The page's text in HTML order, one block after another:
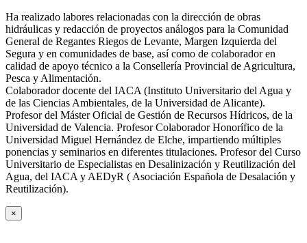
Ha realizado labores relacionadas con la dirección de obras
hidráulicas y redacción de proyectos análogos para la Comunidad
General de Regantes Riegos de Levante, Margen Izquierda del
Segura y en comunidades de base, así como de colaborador en
calidad de apoyo técnico a la Consellería Provincial de Agricultura,
Pesca y Alimentación.
Colaborador docente del IACA (Instituto Universitario del Agua y
de las Ciencias Ambientales, de la Universidad de Alicante).
Profesor del Máster Oficial de Gestión de Recursos Hídricos, de la
Universidad de Valencia. Profesor Colaborador Honorífico de la
Universidad Miguel Hernández de Elche, impartiendo múltiples
ponencias y seminarios en diferentes titulaciones. Profesor del Curso
Universitario de Especialistas en Desalinización y Reutilización del
Agua, del IACA y AEDyR ( Asociación Española de Desalación y
Reutilización).
×